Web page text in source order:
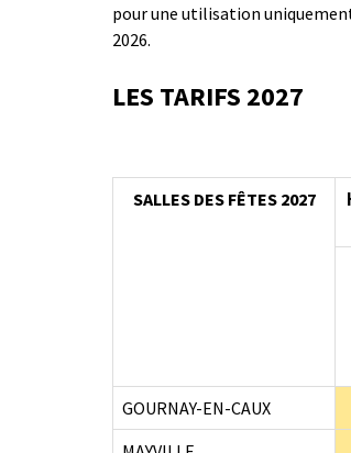
pour une utilisation
2026.
LES TARIFS 2027
SALLES DES FÊTES 2027
GOURNAY-EN-CAUX